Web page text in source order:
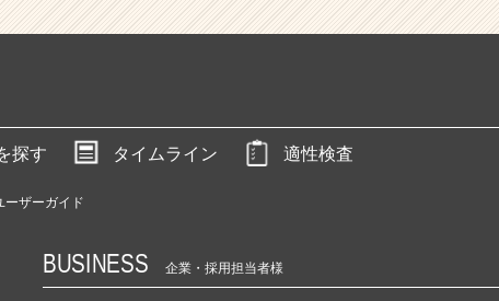
探す タイムライン 適性検査
ーザーガイド
BUSINESS 企業・採用担当者様